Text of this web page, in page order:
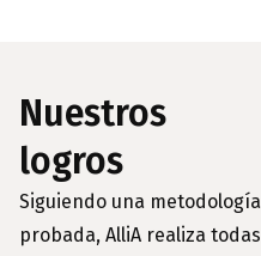
Nuestros
logros
Siguiendo una metodología
probada, AlliA realiza todas